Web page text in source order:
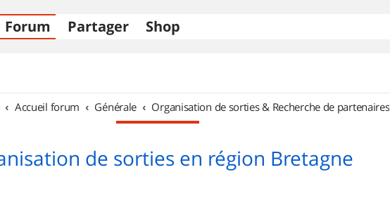
Forum Partager Shop
Accueil forum Générale Organisation de sorties & Recherche de partenaires
de sorties en région Bretagne